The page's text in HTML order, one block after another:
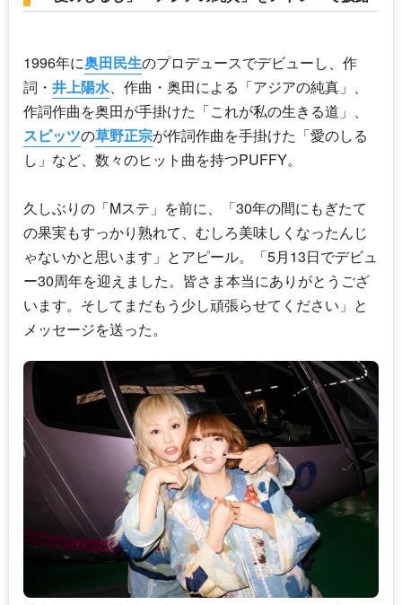
1996年に奥田民生のプロデュースでデビューし、作
詞・ 井上陽水、作曲・奥田による「アジアの純真」、
作詞作曲を奥田が手掛けた「これが私の生きる道」、
スピッツの草野正宗が作詞作曲を手掛けた「愛のしる
し」など、数々のヒット曲を持つPUFFY。
久しぶりの「Mステ」を前に、「30年の間にもぎたて
の果実もすっかり熟れて、むしろ美味しくなったんじ
ゃないかと思います」とアピール。「5月13日でデビュ
ー30周年を迎えました。皆さま本当にありがとうござ
います。そしてまだもう少し頑張らせてください」と
メッセージを送った。